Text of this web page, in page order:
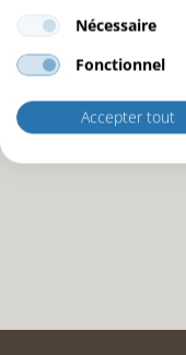
Nécessaire
Fonctionnel
Accepter tout